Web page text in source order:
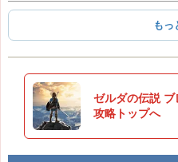
もっ
ゼルダの伝説
攻略トップへ